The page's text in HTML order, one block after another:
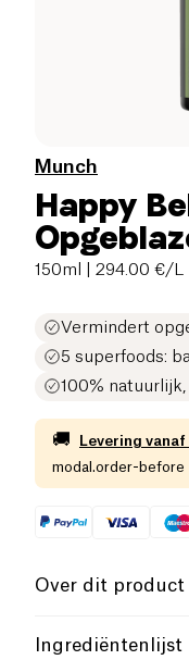
Munch
Happy
150ml | 294.00 €/L
Vermindert
5 superfoods:
100%
🚚 Levering vanaf
modal.order-before
Over dit product
Vegan
Ingrediëntenlijst